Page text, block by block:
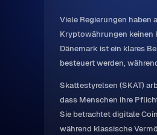
Viele Regierungen haben
Kryptowährungen keinen
Dänemark ist ein klares
besteuert werden,
Skattestyrelsen (SKAT)
dass Menschen ihre
Sie betrachtet digitale
während klassische